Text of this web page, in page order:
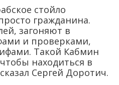
стойло
гражданина.
загоняют в
и проверками,
Такой Кабмин
находиться в
Сергей Доротич.